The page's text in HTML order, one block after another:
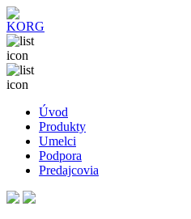
Úvod
Produkty
Umelci
Podpora
Predajcovia